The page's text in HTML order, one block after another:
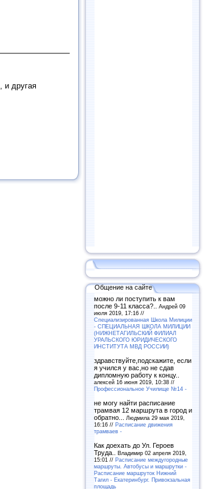
, и другая
Общение на сайте
можно ли поступить к вам
после 9-11 класса?.. Андрей 09
июля 2019, 17:16 //
Специализированная Школа Милиции
- СПЕЦИАЛЬНАЯ ШКОЛА МИЛИЦИИ
(НИЖНЕТАГИЛЬСКИЙ ФИЛИАЛ
УРАЛЬСКОГО ЮРИДИЧЕСКОГО
ИНСТИТУТА МВД РОССИИ)
здравствуйте,подскажите, если
я учился у вас,но не сдав
дипломную работу к концу..
алексей 16 июня 2019, 10:38 //
Профессиональное Училище №14 -
не могу найти расписание
трамвая 12 маршрута в город и
обратно...
Людмила 29 мая 2019,
16:16 // Расписание движения
трамваев -
Как доехать до Ул. Героев
Труда.. Владимир 02 апреля 2019,
15:01 // Расписание междугородные
маршруты. Автобусы и маршрутки -
Расписание маршруток Нижний
Тагил - Екатеринбург. Привокзальная
площадь